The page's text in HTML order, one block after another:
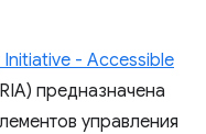
- Accessible
предназначена
управления